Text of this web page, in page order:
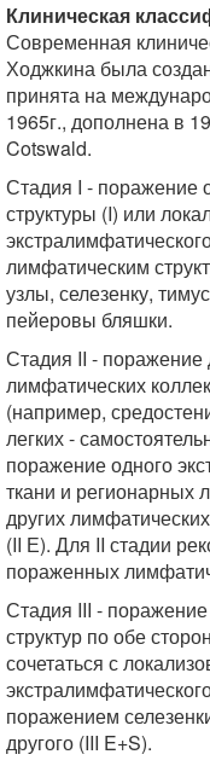
Клиническая
Современная
Ходжкина была
принята на
1965г., дополнена в
Cotswald.
Стадия I - поражение
структуры (I) или
лимфатическим
узлы, селезенку,
пейеровы бляшки.
Стадия II - поражение
лимфатических
(например,
легких -
поражение одного
ткани и регионарных
других
(II Е). Для II стадии
пораженных
Стадия III -
структур по обе
сочетаться с
поражением
другого (III E+S).